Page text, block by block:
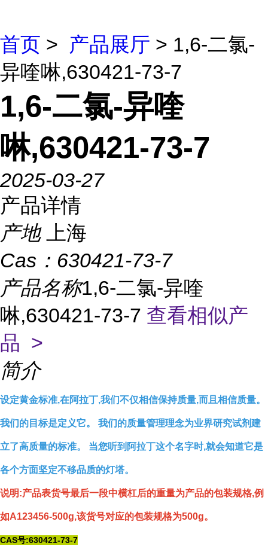
首页 > 产品展厅 > 1,6-二氯-
异喹啉,630421-73-7
1,6-二氯-异喹
啉,630421-73-7
2025-03-27
产品详情
产地
上海
Cas： 630421-73-7
产品名称1,6-二氯-异喹
啉,630421-73-7 查看相似产
品 >
简介
设定黄金标准,在阿拉丁,我们不仅相信保持质量,而且相信质量。
我们的目标是定义它。 我们的质量管理理念为业界研究试剂建
立了高质量的标准。 当您听到阿拉丁这个名字时,就会知道它是
各个方面坚定不移品质的灯塔。
说明:产品表货号最后一段中横杠后的重量为产品的包装规格,例
如A123456-500g,该货号对应的包装规格为500g。
CAS号:630421-73-7